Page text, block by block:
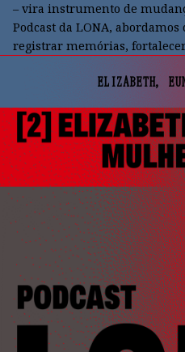
– vira instrumento de
Podcast da LONA,
registrar memórias,
ELIZABETH,